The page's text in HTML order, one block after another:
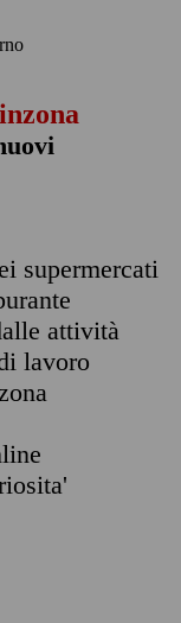
supermercati
attività
lavoro